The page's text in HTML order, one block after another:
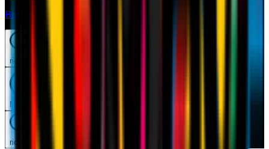
Biglietti
ricerca
Mymilan
ricerca